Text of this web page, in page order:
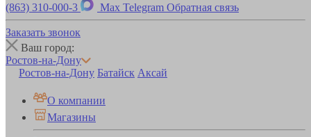
(863) 310-000-3 Max Telegram Обратная связь
Заказать звонок
Ваш город:
Ростов-на-Дону
Ростов-на-Дону Батайск Аксай
О компании
Магазины